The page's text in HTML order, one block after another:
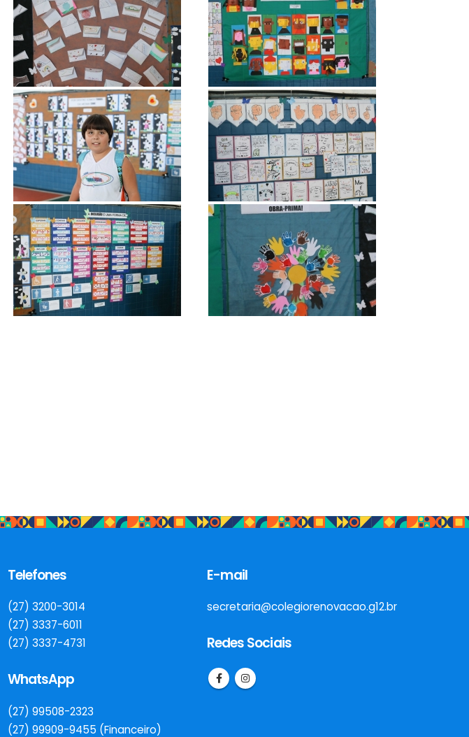
Telefones
(27) 3200-3014
(27) 3337-6011
(27) 3337-4731
WhatsApp
(27) 99508-2323
(27) 99909-9455 (Financeiro)
E-mail
secretaria@colegiorenovacao.g12.br
Redes Sociais